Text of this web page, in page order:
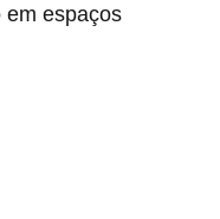
em espaços